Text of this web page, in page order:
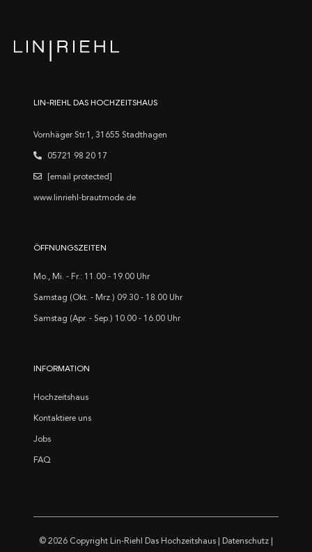
LIN-RIEHL DAS HOCHZEITSHAUS
Vornhäger Str.1, 31655 Stadthagen
05721 98 20 17
[email protected]
www.linriehl-brautmode.de
ÖFFNUNGSZEITEN
Mo., Mi. - Fr.: 11.00 - 19.00 Uhr
Samstag (Okt. - Mrz.) 09.30 - 18.00 Uhr
Samstag (Apr. - Sep.) 10.00 - 16.00 Uhr
INFORMATION
Hochzeitshaus
Kontaktiere uns
Jobs
FAQ
© 2026 Copyright Lin-Riehl Das Hochzeitshaus Datenschutz